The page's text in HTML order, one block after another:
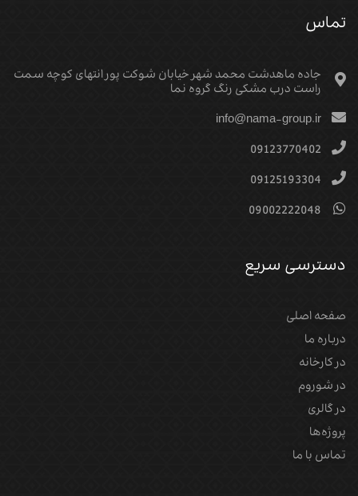
تماس
جاده ماهدشت محمد شهر خیابان شوکت پور انتهای کوچه سمت
راست درب مشکی رنگ گروه نما
info@nama-group.ir
09123770402
09125193304
09002222048
دسترسی سریع
صفحه اصلی
درباره ما
در کارخانه
در شوروم
در گالری
پروژه‌‌ها
تماس با ما